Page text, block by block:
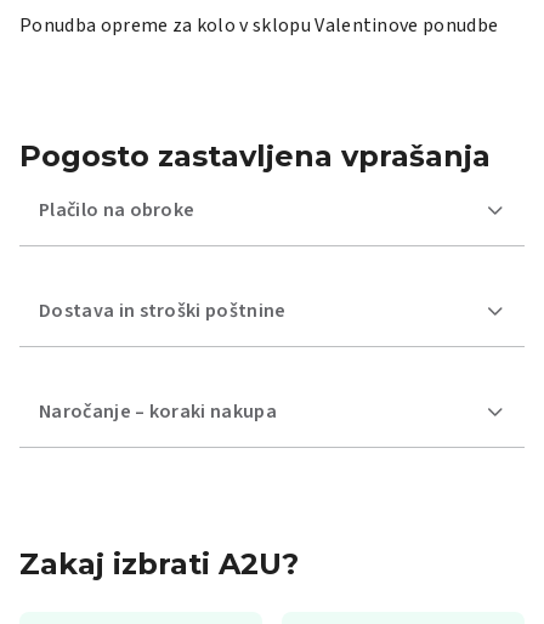
Ponudba opreme za kolo v sklopu Valentinove ponudbe
Pogosto zastavljena vprašanja
Plačilo na obroke
Dostava in stroški poštnine
Naročanje – koraki nakupa
Zakaj izbrati A2U?